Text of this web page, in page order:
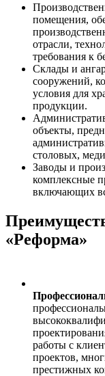
помещения,
отрасли,
требования к
Склады и
сооружений,
условия для
продукции.
объекты,
столовых,
Заводы и
комплексные
включающих
«Реформа»
работы с
проектов,
престижных